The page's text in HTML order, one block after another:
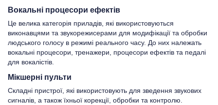
Вокальні процесори ефектів
Це велика категорія приладів, які використовуються
виконавцями та звукорежисерами для модифікації та обробки
людського голосу в режимі реального часу. До них належать
вокальні процесори, тренажери, процесори ефектів та педалі
для вокалістів.
Мікшерні пульти
Складні пристрої, які використовують для зведення звукових
сигналів, а також їхньої корекції, обробки та контролю.